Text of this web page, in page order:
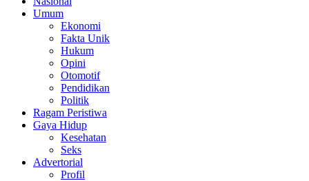
Umum
Ekonomi
Fakta Unik
Hukum
Opini
Otomotif
Pendidikan
Politik
Ragam Peristiwa
Gaya Hidup
Kesehatan
Seks
Advertorial
Profil